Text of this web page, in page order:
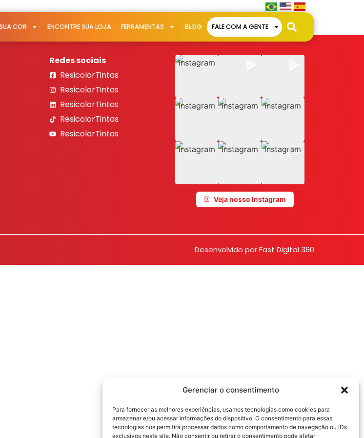
Gerenciar o consentimento
Para fornecer as melhores experiências, usamos tecnologias como cookies para
armazenar e/ou acessar informações do dispositivo. O consentimento para essas
tecnologias nos permitirá processar dados como comportamento de navegação ou IDs
exclusivos neste site. Não consentir ou retirar o consentimento pode afetar
COR ENCONTRE SUA LOJA FERRAMENTAS BLOG FALE COM A GENTE
Redes sociais
ResicolorTintas
ResicolorTintas
ResicolorTintas
ResicolorTintas
ResicolorTintas
Veja nosso Instagram
Desenvolvido porFast Digital 360